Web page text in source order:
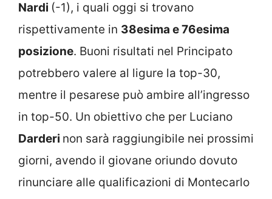
Nardi (-1), i quali oggi si trovano
rispettivamente in 38esima e 76esima
posizione. Buoni risultati nel Principato
potrebbero valere al ligure la top-30,
mentre il pesarese può ambire all’ingresso
in top-50. Un obiettivo che per Luciano
Darderi non sarà raggiungibile nei prossimi
giorni, avendo il giovane oriundo dovuto
rinunciare alle qualificazioni di Montecarlo